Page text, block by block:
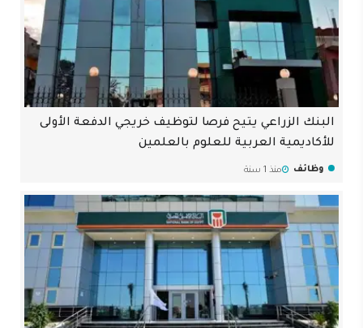
البنك الزراعي يتيح فرصا لتوظيف خريجي الدفعة الأولى
للأكاديمية العربية للعلوم بالعلمين
وظائف منذ 1 سنة